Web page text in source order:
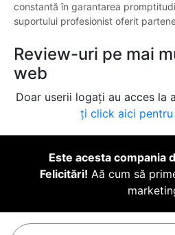
constantă în garantarea
suportului profesionist oferit
Review-uri pe mai
web
Doar userii logați au acces la
ți click aici pentru
Este acesta compania
Felicitări! Aă cum să